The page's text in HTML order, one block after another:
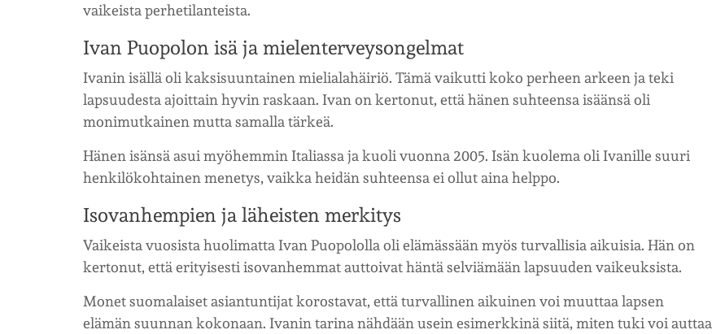
vaikeista perhetilanteista.
Ivan Puopolon isä ja mielenterveysongelmat
Ivanin isällä oli kaksisuuntainen mielialahäiriö. Tämä vaikutti koko perheen arkeen ja teki
lapsuudesta ajoittain hyvin raskaan. Ivan on kertonut, että hänen suhteensa isäänsä oli
monimutkainen mutta samalla tärkeä.
Hänen isänsä asui myöhemmin Italiassa ja kuoli vuonna 2005. Isän kuolema oli Ivanille suuri
henkilökohtainen menetys, vaikka heidän suhteensa ei ollut aina helppo.
Isovanhempien ja läheisten merkitys
Vaikeista vuosista huolimatta Ivan Puopololla oli elämässään myös turvallisia aikuisia. Hän on
kertonut, että erityisesti isovanhemmat auttoivat häntä selviämään lapsuuden vaikeuksista.
Monet suomalaiset asiantuntijat korostavat, että turvallinen aikuinen voi muuttaa lapsen
elämän suunnan kokonaan. Ivanin tarina nähdään usein esimerkkinä siitä, miten tuki voi auttaa